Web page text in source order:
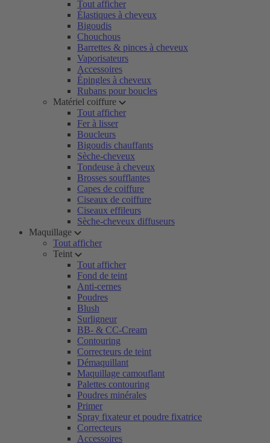
Tout afficher
Élastiques à cheveux
Bigoudis
Chouchous
Barrettes & pinces à cheveux
Vaporisateurs
Accessoires
Épingles à cheveux
Rubans pour boucles
Matériel coiffure
Tout afficher
Fer à lisser
Boucleurs
Bigoudis chauffants
Sèche-cheveux
Tondeuse à cheveux
Brosses soufflantes
Capes de coiffure
Ciseaux de coiffure
Ciseaux effileurs
Sèche-cheveux diffuseurs
Maquillage
Tout afficher
Teint
Tout afficher
Fond de teint
Anti-cernes
Poudres
Blush
Surligneur
BB- & CC-Cream
Contouring
Correcteurs de teint
Démaquillant
Maquillage camouflant
Palettes contouring
Poudres minérales
Primer
Spray fixateur et poudre fixatrice
Correcteurs
Accessoires